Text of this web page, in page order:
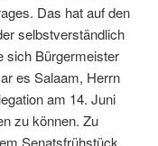
Das hat auf den
selbstverständlich
sich Bürgermeister
es Salaam, Herrn
am 14. Juni
zu können. Zu
Senatsfrühstück.